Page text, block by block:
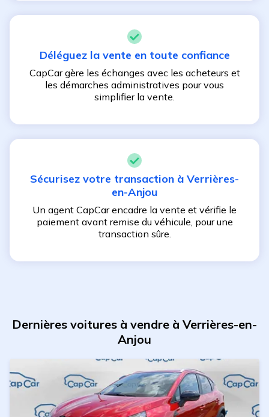
Déléguez la vente en toute confiance
CapCar gère les échanges avec les acheteurs et
les démarches administratives pour vous
simplifier la vente.
Sécurisez votre transaction à Verrières-
en-Anjou
Un agent CapCar encadre la vente et vérifie le
paiement avant remise du véhicule, pour une
transaction sûre.
Dernières voitures à vendre à Verrières-en-
Anjou